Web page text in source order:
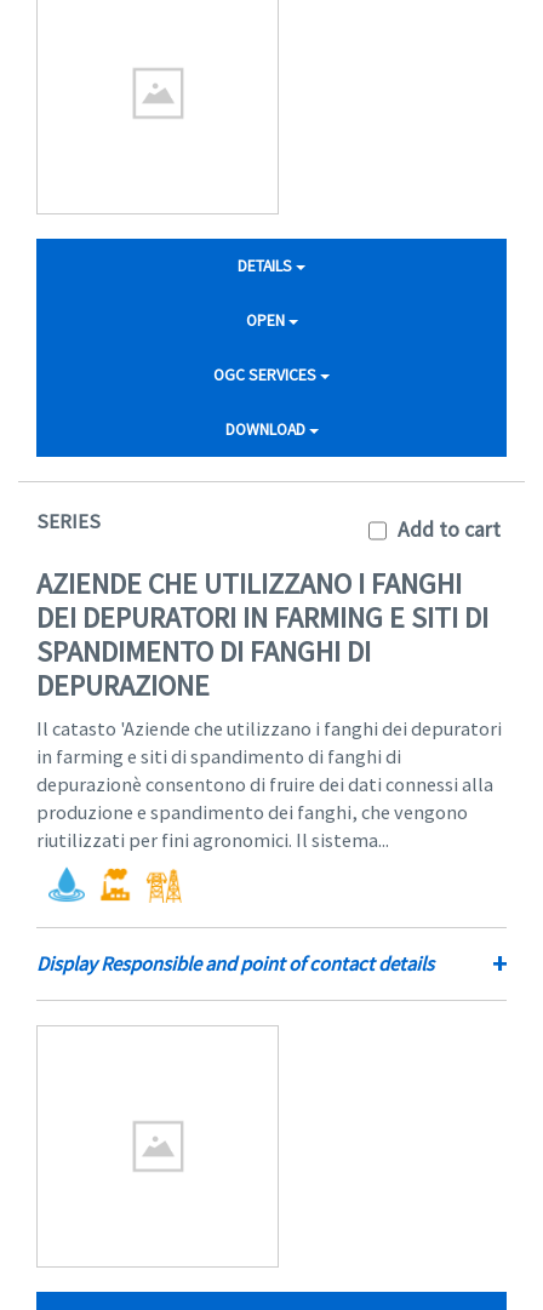
DETAILS
OPEN
OGC SERVICES
DOWNLOAD
SERIES Add to cart
AZIENDE CHE UTILIZZANO I FANGHI
DEI DEPURATORI IN FARMING E SITI DI
SPANDIMENTO DI FANGHI DI
DEPURAZIONE
Il catasto 'Aziende che utilizzano i fanghi dei depuratori
in farming e siti di spandimento di fanghi di
depurazionè consentono di fruire dei dati connessi alla
produzione e spandimento dei fanghi, che vengono
riutilizzati per fini agronomici. Il sistema...
Display Responsible and point of contact details +